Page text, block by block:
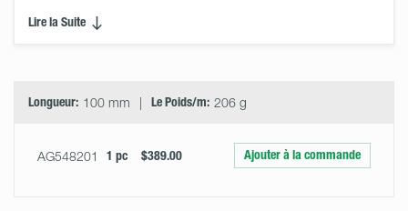
Lire la Suite
Longueur: 100 mm Le Poids/m: 206 g
AG548201 1 pc $389.00 Ajouter à la commande